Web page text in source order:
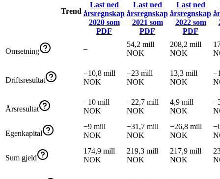
Trend
Last ned
årsregnskap
2020som
PDF
Last ned
årsregnskap
2021 som
PDF
Last ned
årsregnskap
2022som
PDF
Omsetning –
54,2 mill
NOK
208,2 mill
NOK
Driftsresultat
−10,8 mill
NOK
−23 mill
NOK
13,3 mill
NOK
Årsresultat
−10 mill
NOK
−22,7 mill
NOK
4,9 mill
NOK
Egenkapital
−9 mill
NOK
−31,7 mill
NOK
−26,8 mill
NOK
Sum gjeld
174,9 mill
NOK
219,3 mill
NOK
217,9 mill
NOK